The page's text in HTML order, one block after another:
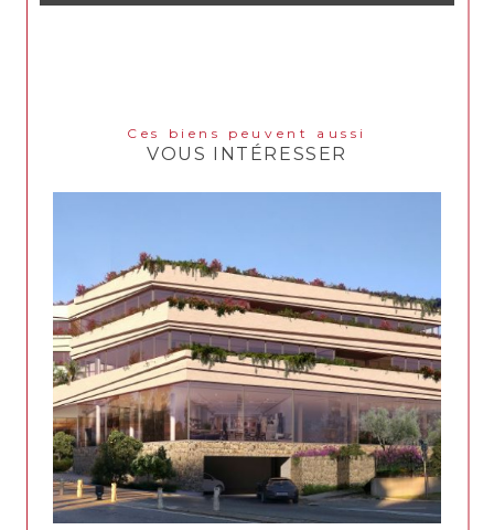
Ces biens peuvent aussi
VOUS INTÉRESSER